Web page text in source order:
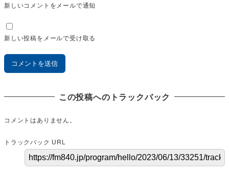
新しいコメントをメールで通知
新しい投稿をメールで受け取る
この投稿へのトラックバック
コメントはありません。
トラックバック URL